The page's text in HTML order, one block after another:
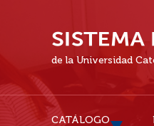
de la Universidad
CATÁLOGO